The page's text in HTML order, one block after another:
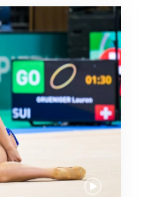
du monde